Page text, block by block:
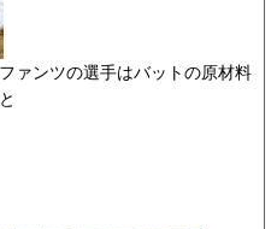
ァンツの選手はバットの原材料